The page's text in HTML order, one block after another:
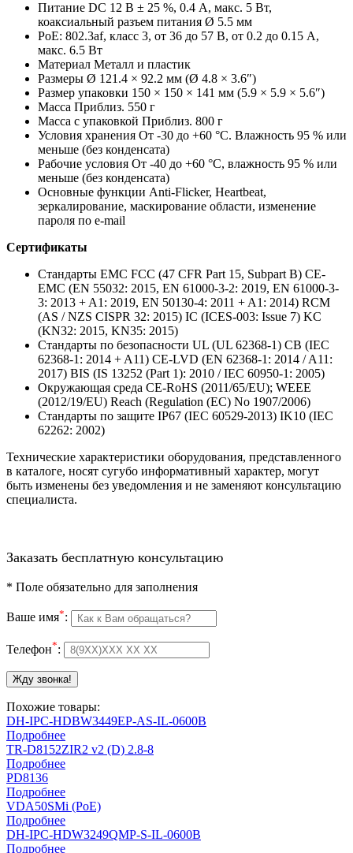
Питание DC 12 В ± 25 %, 0.4 А, макс. 5 Вт,
коаксиальный разъем питания Ø 5.5 мм
PoE: 802.3af, класс 3, от 36 до 57 В, от 0.2 до 0.15 А,
макс. 6.5 Вт
Материал Металл и пластик
Размеры Ø 121.4 × 92.2 мм (Ø 4.8 × 3.6″)
Размер упаковки 150 × 150 × 141 мм (5.9 × 5.9 × 5.6″)
Масса Приблиз. 550 г
Масса с упаковкой Приблиз. 800 г
Условия хранения От -30 до +60 °C. Влажность 95 % или
меньше (без конденсата)
Рабочие условия От -40 до +60 °C, влажность 95 % или
меньше (без конденсата)
Основные функции Anti-Flicker, Heartbeat,
зеркалирование, маскирование области, изменение
пароля по e-mail
Сертификаты
Стандарты EMC FCC (47 CFR Part 15, Subpart B) CE-
EMC (EN 55032: 2015, EN 61000-3-2: 2019, EN 61000-3-
3: 2013 + A1: 2019, EN 50130-4: 2011 + A1: 2014) RCM
(AS / NZS CISPR 32: 2015) IC (ICES-003: Issue 7) KC
(KN32: 2015, KN35: 2015)
Стандарты по безопасности UL (UL 62368-1) CB (IEC
62368-1: 2014 + A11) CE-LVD (EN 62368-1: 2014 / A11:
2017) BIS (IS 13252 (Part 1): 2010 / IEC 60950-1: 2005)
Окружающая среда CE-RoHS (2011/65/EU); WEEE
(2012/19/EU) Reach (Regulation (EC) No 1907/2006)
Стандарты по защите IP67 (IEC 60529-2013) IK10 (IEC
62262: 2002)
Технические характеристики оборудования, представленного
в каталоге, носят сугубо информативный характер, могут
быть изменены без уведомления и не заменяют консультацию
специалиста.
Заказать бесплатную консультацию
* Поле обязательно для заполнения
Ваше имя*:
Телефон*:
Похожие товары:
DH-IPC-HDBW3449EP-AS-IL-0600B
Подробнее
TR-D8152ZIR2 v2 (D) 2.8-8
Подробнее
PD8136
Подробнее
VDA50SMi (PoE)
Подробнее
DH-IPC-HDW3249QMP-S-IL-0600B
Подробнее